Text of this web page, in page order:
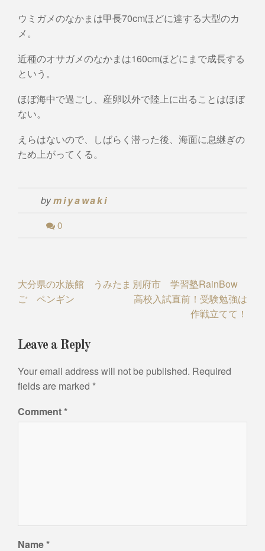
ウミガメのなかまは甲長70cmほどに達する大型のカ
メ。
近種のオサガメのなかまは160cmほどにまで成長する
という。
ほぼ海中で過ごし、産卵以外で陸上に出ることはほぼ
ない。
えらはないので、しばらく潜った後、海面に息継ぎの
ため上がってくる。
bymiyawaki
0
Post
navigation
大分県の水族館 うみたま
ご ペンギン
別府市 学習塾RainBow
高校入試直前！受験勉強は
作戦立てて！
Leave a Reply
Your email address will not be published. Required
fields are marked *
Comment*
Name*